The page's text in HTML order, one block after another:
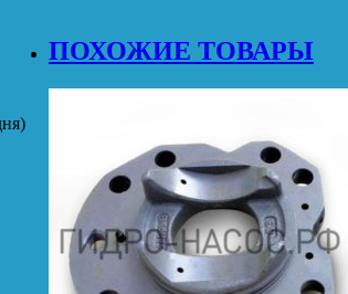
ПОХОЖИЕ ТОВАРЫ